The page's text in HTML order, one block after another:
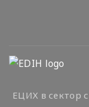
ЕЦИХ в сектор